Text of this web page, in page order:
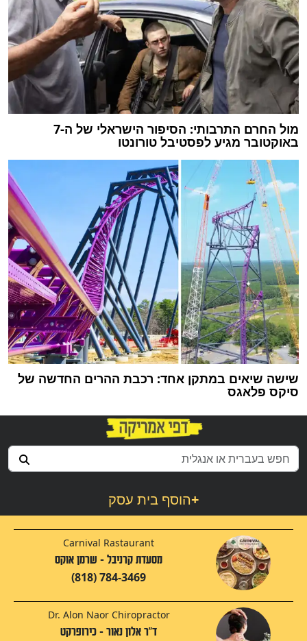
מול החרם התרבותי: הסיפור הישראלי של ה-7
באוקטובר מגיע לפסטיבל טורונטו
שישה שיאים במתקן אחד: רכבת ההרים החדשה של
סיקס פלאגס
הוסף בית עסק+
Carnival Rastaurant
מסעדת קרניבל - שרמן אוקס
(818) 784-3469
Dr. Alon Naor Chiropractor
ד"ר אלון נאור - כירופרקט